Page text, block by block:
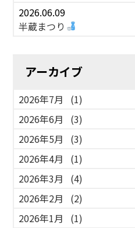
2026.06.09
半蔵まつり
アーカイブ
2026年7月
(1)
2026年6月
(3)
2026年5月
(3)
2026年4月
(1)
2026年3月
(4)
2026年2月
(2)
2026年1月
(1)